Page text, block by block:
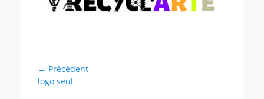
Navigation
de
← Précédent
Article
logo seul